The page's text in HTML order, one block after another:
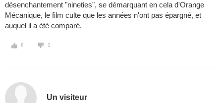
désenchantement "nineties", se démarquant en cela d'Orange
Mécanique, le film culte que les années n'ont pas épargné, et
auquel il a été comparé.
0 1
Un visiteur